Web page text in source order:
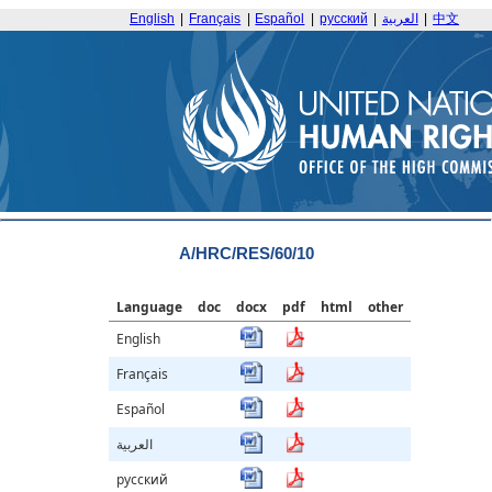
English Français Español русский العربية 中文
A/HRC/RES/60/10
Language doc docx pdf html
other
English
Français
Español
العربية
русский